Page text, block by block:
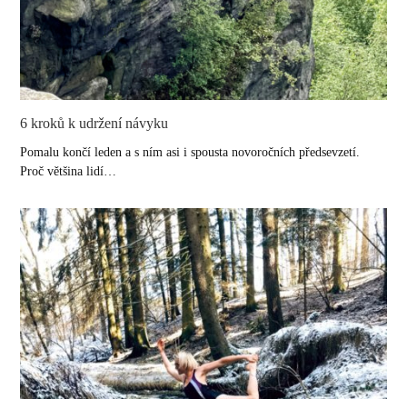
6 kroků k udržení návyku
Pomalu končí leden a s ním asi i spousta novoročních předsevzetí.
Proč většina lidí…